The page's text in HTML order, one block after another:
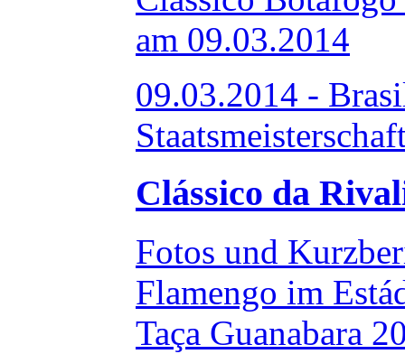
09.03.2014 -
Clássico da
Fotos und
Flamengo im
Taça Guanabara